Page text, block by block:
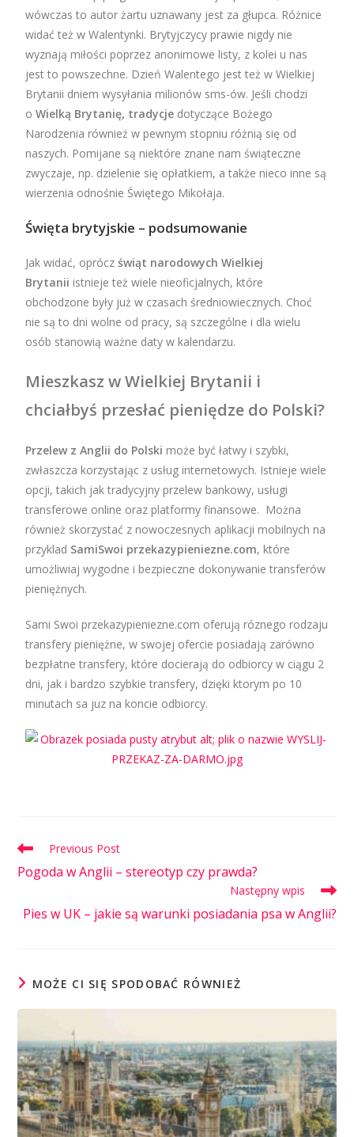
wówczas to autor żartu uznawany jest za głupca. Różnice
widać też w Walentynki. Brytyjczycy prawie nigdy nie
wyznają miłości poprzez anonimowe listy, z kolei u nas
jest to powszechne. Dzień Walentego jest też w Wielkiej
Brytanii dniem wysyłania milionów sms-ów. Jeśli chodzi
oWielką Brytanię, tradycje dotyczące Bożego
Narodzenia również w pewnym stopniu różnią się od
naszych. Pomijane są niektóre znane nam świąteczne
zwyczaje, np. dzielenie się opłatkiem, a także nieco inne są
wierzenia odnośnie Świętego Mikołaja.
Święta brytyjskie – podsumowanie
Jak widać, opróczświąt narodowych Wielkiej
Brytanii istnieje też wiele nieoficjalnych, które
obchodzone były już w czasach średniowiecznych. Choć
nie są to dni wolne od pracy, są szczególne i dla wielu
osób stanowią ważne daty w kalendarzu.
Mieszkasz w Wielkiej Brytanii i
chciałbyś przesłać pieniędze do Polski?
Przelew z Anglii do Polski może być łatwy i szybki,
zwłaszcza korzystając z usług internetowych. Istnieje wiele
opcji, takich jak tradycyjny przelew bankowy, usługi
transferowe online oraz platformy finansowe. Można
również skorzystać z nowoczesnych aplikacji mobilnych na
przyklad SamiSwoi przekazypieniezne.com, które
umożliwiaj wygodne i bezpieczne dokonywanie transferów
pieniężnych.
Sami Swoi przekazypieniezne.com oferują róznego rodzaju
transfery pieniężne, w swojej ofercie posiadają zarówno
bezpłatne transfery, które docierają do odbiorcy w ciągu 2
dni, jak i bardzo szybkie transfery, dzięki ktorym po 10
minutach sa juz na koncie odbiorcy.
Previous Post
Pogoda w Anglii – stereotyp czy prawda?
Następny wpis
Pies w UK – jakie są warunki posiadania psa w Anglii?
MOŻE CI SIĘ SPODOBAĆ RÓWNIEŻ